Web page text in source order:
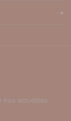
nos actualités